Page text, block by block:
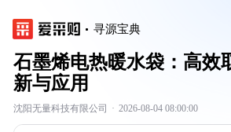
寻源宝典
石墨烯电热暖水袋：高效
新与应用
沈阳无量科技有限公司 · 2026-08-04 08:00:00